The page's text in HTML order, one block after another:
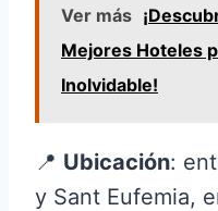
Ver más
Mejores Hoteles
Inolvidable!
📍 Ubicación:
y Sant Eufemia,